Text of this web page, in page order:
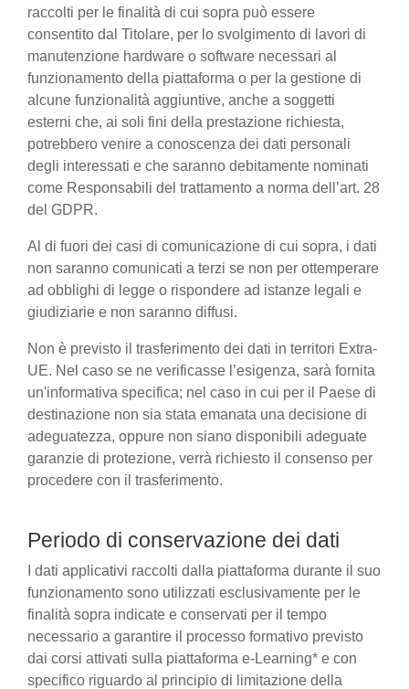
raccolti per le finalità di cui sopra può essere
consentito dal Titolare, per lo svolgimento di lavori di
manutenzione hardware o software necessari al
funzionamento della piattaforma o per la gestione di
alcune funzionalità aggiuntive, anche a soggetti
esterni che, ai soli fini della prestazione richiesta,
potrebbero venire a conoscenza dei dati personali
degli interessati e che saranno debitamente nominati
come Responsabili del trattamento a norma dell’art. 28
del GDPR.
Al di fuori dei casi di comunicazione di cui sopra, i dati
non saranno comunicati a terzi se non per ottemperare
ad obblighi di legge o rispondere ad istanze legali e
giudiziarie e non saranno diffusi.
Non è previsto il trasferimento dei dati in territori Extra-
UE. Nel caso se ne verificasse l’esigenza, sarà fornita
un'informativa specifica; nel caso in cui per il Paese di
destinazione non sia stata emanata una decisione di
adeguatezza, oppure non siano disponibili adeguate
garanzie di protezione, verrà richiesto il consenso per
procedere con il trasferimento.
Periodo di conservazione dei dati
I dati applicativi raccolti dalla piattaforma durante il suo
funzionamento sono utilizzati esclusivamente per le
finalità sopra indicate e conservati per il tempo
necessario a garantire il processo formativo previsto
dai corsi attivati sulla piattaforma e-Learning* e con
specifico riguardo al principio di limitazione della